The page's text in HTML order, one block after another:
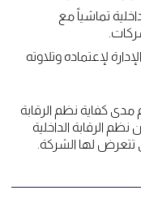
تماشياً مع
لإعتماده وتلاوته
بتقييم مدى كفاية نظم الرقابة
نظم الرقابة الداخلية
تتعرض لها الشركة.